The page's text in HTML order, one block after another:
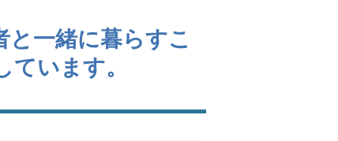
と一緒に暮らすこ
います。